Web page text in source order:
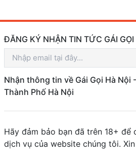
ĐĂNG KÝ NHẬN TIN TỨC GÁI GỌI
Nhận thông tin về Gái Gọi Hà Nội
Thành Phố Hà Nội
Hãy đảm bảo bạn đã trên 18+ để
dịch vụ của website chúng tôi.